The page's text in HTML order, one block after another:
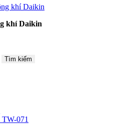
khí Daikin
Tìm kiếm
071